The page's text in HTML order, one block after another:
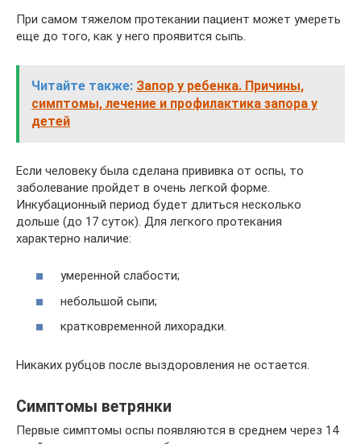
При самом тяжелом протекании пациент может умереть
еще до того, как у него проявится сыпь.
Читайте также: Запор у ребенка. Причины,
симптомы, лечение и профилактика запора у
детей
Если человеку была сделана прививка от оспы, то
заболевание пройдет в очень легкой форме.
Инкубационный период будет длиться несколько
дольше (до 17 суток). Для легкого протекания
характерно наличие:
умеренной слабости;
небольшой сыпи;
кратковременной лихорадки.
Никаких рубцов после выздоровления не остается.
Симптомы ветрянки
Первые симптомы оспы появляются в среднем через 14